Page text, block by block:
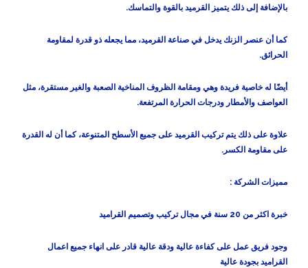
بالإضافة إلى ذلك يتميز القرميد بالقوة والتماسك.
كما أن عنصر الزنك يدخل في صناعة القرميد، مما يجعله ذو قدرة لمقاومة
الحرائق.
أيضًا له خاصية فريدة وهي ومقامة الظروف المناخية الصعبة والغير مستقرة، مثل
العواصف والأمطار ودرجات الحرارة المرتفعة.
علاوة على ذلك يتم تركيب القرميد على جميع الأسطح المتنوعة، كما أن له القدرة
على مقاومة الكسر.
مميزات الشركة :
خبرة اكثر من 20 سنة في مجال تركيب وتصميم القراميد
وجود فريق عمل على كفاءة عالية ودقة عالية قادر على انهاء جميع اعمال
القراميد بجودة عالية